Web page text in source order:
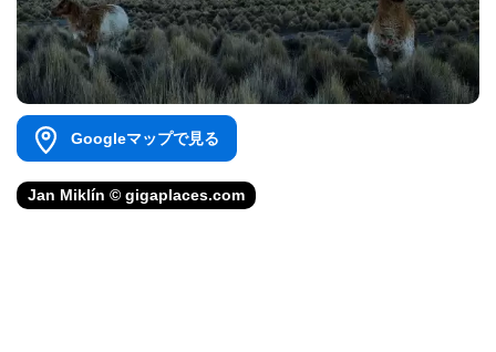
Googleマップで見る
Jan Miklín © gigaplaces.com